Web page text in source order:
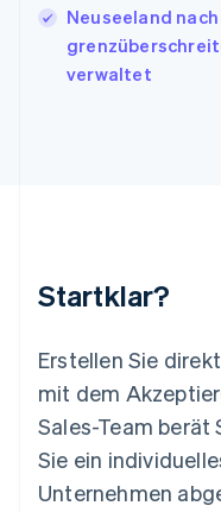
Neuseeland
verwaltet
Startklar?
Erstellen Sie
mit dem
Sales-Team
Sie ein
Unternehmen
Kroatien
EnglishItaliano
Lettland
English
Malta
Mexiko
Neuseeland
English
Niederlande
Nederlands English
Norwegen